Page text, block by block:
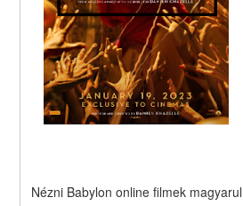
Nézni Babylon online filmek